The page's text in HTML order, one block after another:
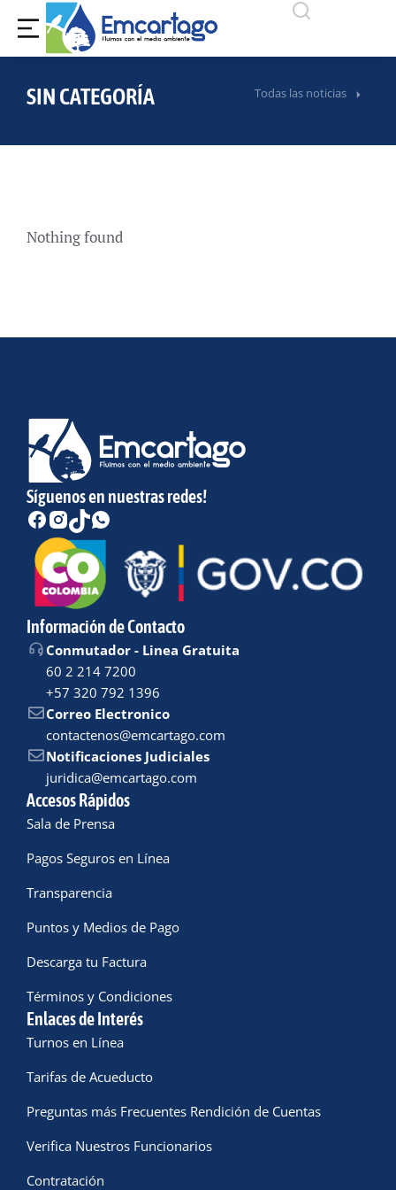
SIN CATEGORÍA Todas las noticias
Nothing found
Síguenos en nuestras redes!
Información de Contacto
Conmutador - Linea Gratuita
60 2 214 7200
+57 320 792 1396
Correo Electronico
contactenos@emcartago.com
Notificaciones Judiciales
juridica@emcartago.com
Accesos Rápidos
Sala de Prensa
Pagos Seguros en Línea
Transparencia
Puntos y Medios de Pago
Descarga tu Factura
Términos y Condiciones
Enlaces de Interés
Turnos en Línea
Tarifas de Acueducto
Preguntas más Frecuentes Rendición de Cuentas
Verifica Nuestros Funcionarios
Contratación